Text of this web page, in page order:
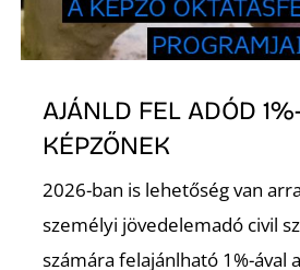
AJÁNLD FEL ADÓD
KÉPZŐNEK
2026-ban is lehetőség van
személyi jövedelemadó civil
számára felajánlható 1%-ával